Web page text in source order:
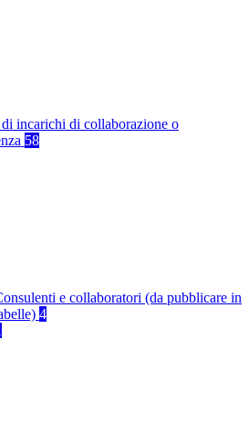
incarichi di collaborazione o
58
e collaboratori (da pubblicare in
4